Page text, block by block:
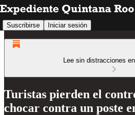
Suscribirse Iniciar sesión
Lee sin distracciones
Turistas pierden el
chocar contra un poste